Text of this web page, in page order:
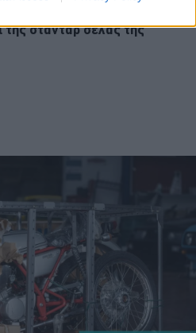
και την ψηλότερη κατά
της στάνταρ σέλας της